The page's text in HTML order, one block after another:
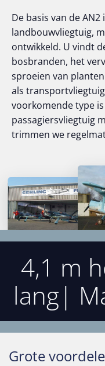
De basis van de
landbouwvliegtuig,
ontwikkeld. U vindt
bosbranden, het
sproeien van
als
voorkomende type
passagiersvliegtuig
trimmen we
4,1 m
lang|
Grote